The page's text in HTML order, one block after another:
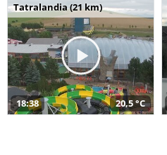
Tatralandia (21 km)
18:38 20,5 °C